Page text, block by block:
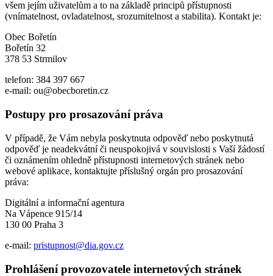
všem jejím uživatelům a to na základě principů přístupnosti
(vnímatelnost, ovladatelnost, srozumitelnost a stabilita). Kontakt je:
Obec Bořetín
Bořetín 32
378 53 Strmilov
telefon: 384 397 667
e-mail: ou@obecboretin.cz
Postupy pro prosazování práva
V případě, že Vám nebyla poskytnuta odpověď nebo poskytnutá
odpověď je neadekvátní či neuspokojivá v souvislosti s Vaší žádostí
či oznámením ohledně přístupnosti internetových stránek nebo
webové aplikace, kontaktujte příslušný orgán pro prosazování
práva:
Digitální a informační agentura
Na Vápence 915/14
130 00 Praha 3
e-mail: pristupnost@dia.gov.cz
Prohlášení provozovatele internetových stránek